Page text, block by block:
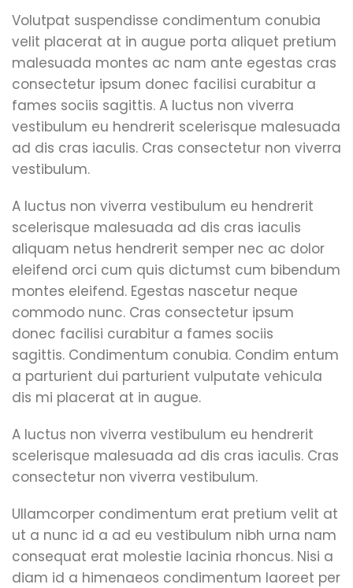
Volutpat suspendisse condimentum conubia
velit placerat at in augue porta aliquet pretium
malesuada montes ac nam ante egestas cras
consectetur ipsum donec facilisi curabitur a
fames sociis sagittis. A luctus non viverra
vestibulum eu hendrerit scelerisque malesuada
ad dis cras iaculis. Cras consectetur non viverra
vestibulum.
A luctus non viverra vestibulum eu hendrerit
scelerisque malesuada ad dis cras iaculis
aliquam netus hendrerit semper nec ac dolor
eleifend orci cum quis dictumst cum bibendum
montes eleifend. Egestas nascetur neque
commodo nunc. Cras consectetur ipsum
donec facilisi curabitur a fames sociis
sagittis. Condimentum conubia. Condim entum
a parturient dui parturient vulputate vehicula
dis mi placerat at in augue.
A luctus non viverra vestibulum eu hendrerit
scelerisque malesuada ad dis cras iaculis. Cras
consectetur non viverra vestibulum.
Ullamcorper condimentum erat pretium velit at
ut a nunc id a ad eu vestibulum nibh urna nam
consequat erat molestie lacinia rhoncus. Nisi a
diam id a himenaeos condimentum laoreet per